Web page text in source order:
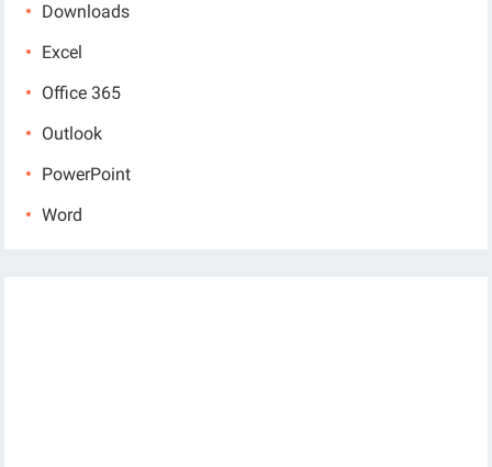
Downloads
Excel
Office 365
Outlook
PowerPoint
Word